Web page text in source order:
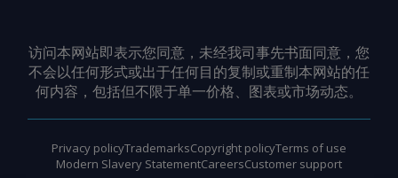
访问本网站即表示您同意，未经我司事先书面同意，您
不会以任何形式或出于任何目的复制或重制本网站的任
何内容，包括但不限于单一价格、图表或市场动态。
Privacy policyTrademarksCopyright policyTerms of use
Modern Slavery StatementCareersCustomer support